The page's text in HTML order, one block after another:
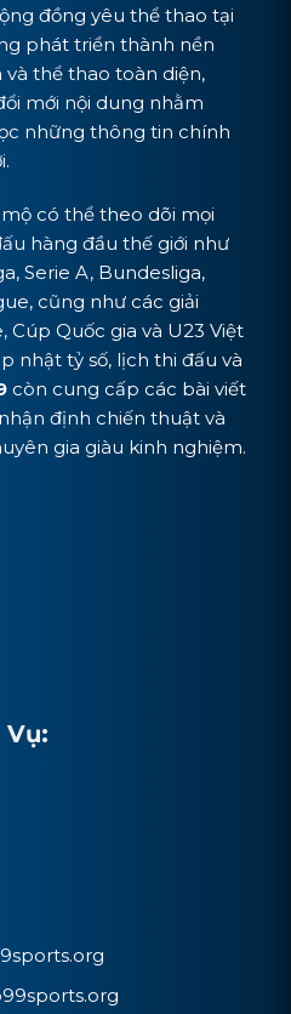
đồng yêu thể thao tại
phát triển thành nền
thể thao toàn diện,
mới nội dung nhằm
những thông tin chính
có thể theo dõi mọi
hàng đầu thế giới như
Serie A, Bundesliga,
cũng như các giải
Cúp Quốc gia và U23 Việt
nhật tỷ số, lịch thi đấu và
còn cung cấp các bài viết
định chiến thuật và
gia giàu kinh nghiệm.